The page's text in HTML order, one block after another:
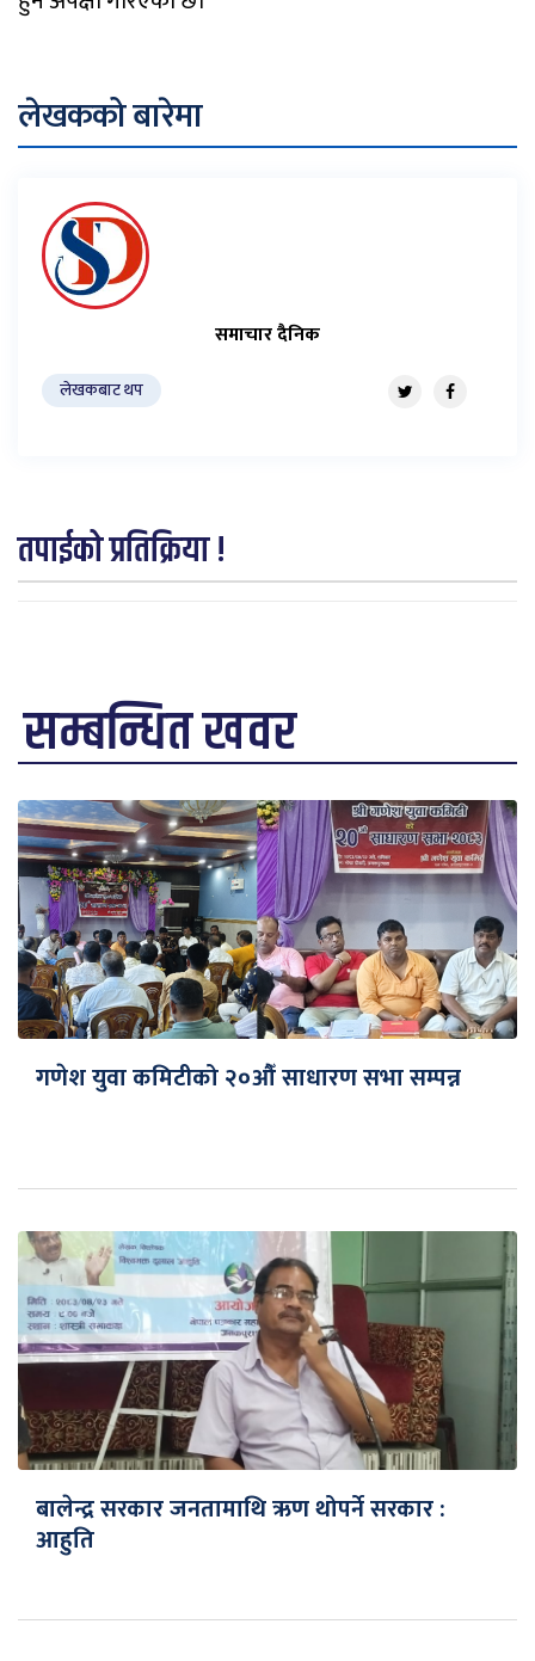
लेखकको बारेमा
समाचार दैनिक
लेखकबाट थप
तपाईको प्रतिक्रिया !
सम्बन्धित खवर
गणेश युवा कमिटीको २०औँ साधारण सभा सम्पन्न
बालेन्द्र सरकार जनतामाथि ऋण थोपर्ने सरकार :
आहुति